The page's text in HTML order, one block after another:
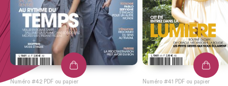
Numéro #42 PDF ou papier Numéro #41 PDF ou papier